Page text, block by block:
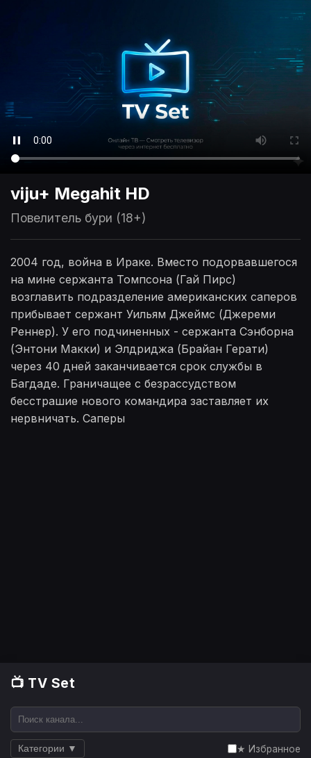
📺 TV Set
Категории ▼ ★ Избранное
viju+ Megahit HD
Повелитель бури (18+)
2004 год, война в Ираке. Вместо подорвавшегося
на мине сержанта Томпсона (Гай Пирс)
возглавить подразделение американских саперов
прибывает сержант Уильям Джеймс (Джереми
Реннер). У его подчиненных - сержанта Сэнборна
(Энтони Макки) и Элдриджа (Брайан Герати)
через 40 дней заканчивается срок службы в
Багдаде. Граничащее с безрассудством
бесстрашие нового командира заставляет их
нервничать. Саперы